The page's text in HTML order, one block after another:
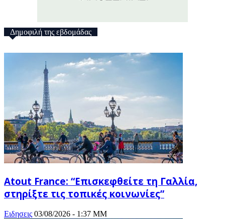
Δημοφιλή της εβδομάδας
Atout France: “Επισκεφθείτε τη Γαλλία,
στηρίξτε τις τοπικές κοινωνίες”
Ειδησεις 03/08/2026 - 1:37 ΜΜ